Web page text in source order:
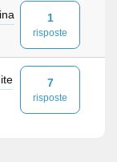
1
risposte
7
risposte